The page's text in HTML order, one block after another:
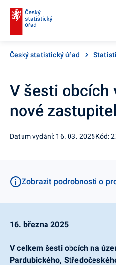
Český statistický úřad
V šesti obcích
nové
Datum vydání: 16. 03. 2025Kód:
Zobrazit podrobnosti o
16. března 2025
V celkem šesti obcích na
Pardubického,